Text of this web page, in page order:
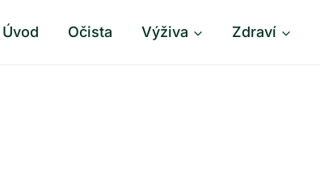
Úvod Očista Výživa Zdraví